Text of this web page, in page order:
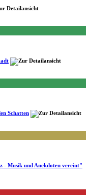
Schatten
- Musik und Anekdoten vereint"